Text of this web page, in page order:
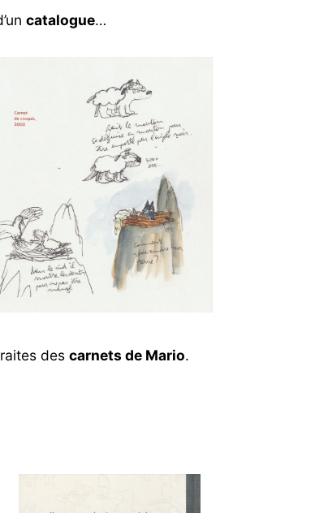
catalogue…
des carnets de Mario.